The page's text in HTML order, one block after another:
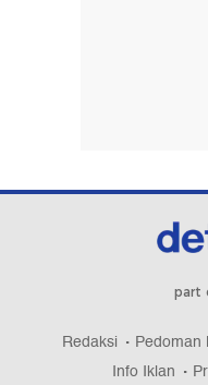
part
Redaksi Pedoman
Info Iklan